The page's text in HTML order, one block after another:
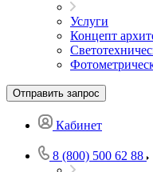
Услуги
Концепт
Отправить запрос
Кабинет
8 (800) 500 62 88